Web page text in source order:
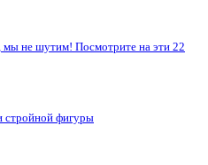
не шутим! Посмотрите на эти 22
стройной фигуры